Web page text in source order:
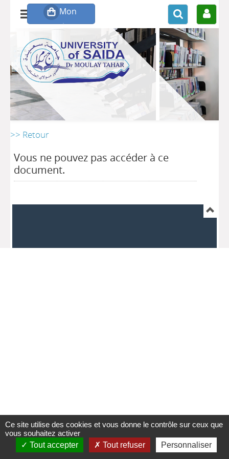
>> Retour
Vous ne pouvez pas accéder à ce
document.
Ce site utilise des cookies et vous donne le contrôle sur ceux que
vous souhaitez activer
Tout accepter
Tout refuser Personnaliser